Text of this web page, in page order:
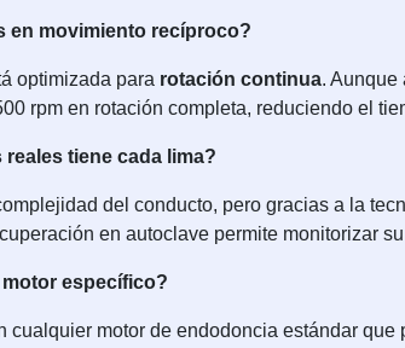
en movimiento recíproco?
optimizada para rotación continua. Aunque
rpm en rotación completa, reduciendo el
tiene cada lima?
del conducto, pero gracias a la
en autoclave permite monitorizar
específico?
cualquier motor de endodoncia estándar